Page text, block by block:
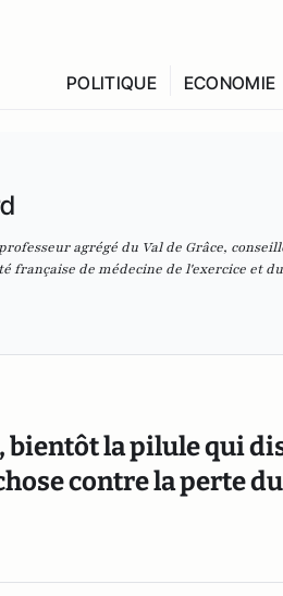
POLITIQUE ECONOMIE
agrégé du Val de Grâce,
française de médecine de l'exercice et
bientôt la pilule qui
contre la perte